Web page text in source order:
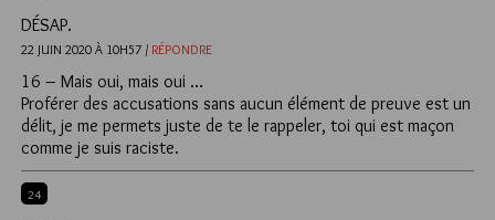
DÉSAP.
22 JUIN 2020 À 10H57 / RÉPONDRE
16 – Mais oui, mais oui …
Proférer des accusations sans aucun élément de preuve est un
délit, je me permets juste de te le rappeler, toi qui est maçon
comme je suis raciste.
24